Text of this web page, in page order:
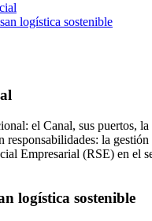
logística sostenible
el Canal, sus
la
Empresarial (RSE) en
logística sostenible